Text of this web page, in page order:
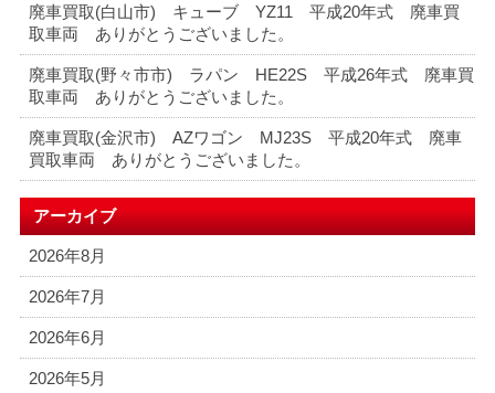
廃車買取(白山市) キューブ YZ11 平成20年式 廃車買
取車両 ありがとうございました。
廃車買取(野々市市) ラパン HE22S 平成26年式 廃車買
取車両 ありがとうございました。
廃車買取(金沢市) AZワゴン MJ23S 平成20年式 廃車
買取車両 ありがとうございました。
アーカイブ
2026年8月
2026年7月
2026年6月
2026年5月